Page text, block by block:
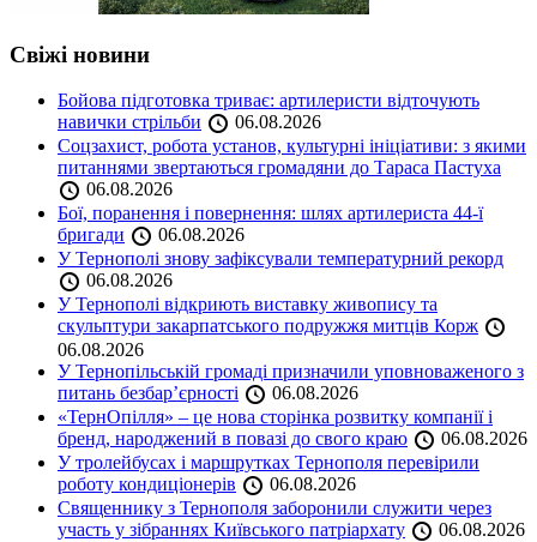
Свіжі новини
Бойова підготовка триває: артилеристи відточують
навички стрільби
06.08.2026
Соцзахист, робота установ, культурні ініціативи: з якими
питаннями звертаються громадяни до Тараса Пастуха
06.08.2026
Бої, поранення і повернення: шлях артилериста 44-ї
бригади
06.08.2026
У Тернополі знову зафіксували температурний рекорд
06.08.2026
У Тернополі відкриють виставку живопису та
скульптури закарпатського подружжя митців Корж
06.08.2026
У Тернопільській громаді призначили уповноваженого з
питань безбар’єрності
06.08.2026
«ТернОпілля» – це нова сторінка розвитку компанії і
бренд, народжений в повазі до свого краю
06.08.2026
У тролейбусах і маршрутках Тернополя перевірили
роботу кондиціонерів
06.08.2026
Священнику з Тернополя заборонили служити через
участь у зібраннях Київського патріархату
06.08.2026